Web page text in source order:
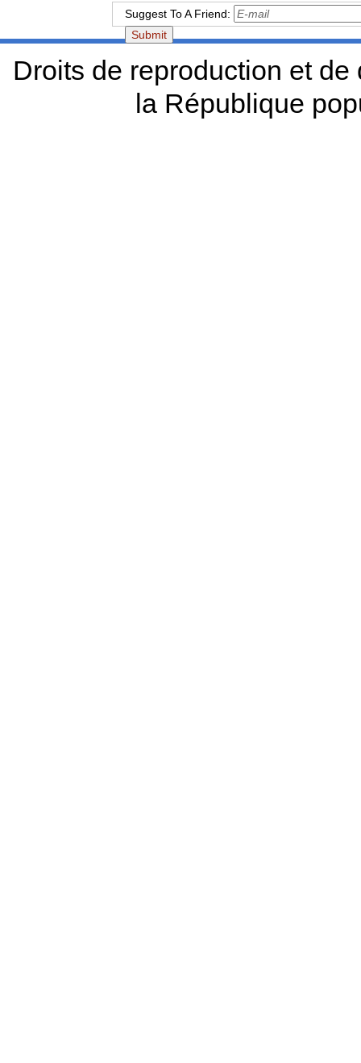
Suggest To A Friend:
Droits de reproduction et
la République